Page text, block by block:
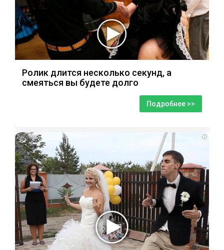
Ролик длится несколько секунд, а
смеяться вы будете долго
Подробнее >>
i